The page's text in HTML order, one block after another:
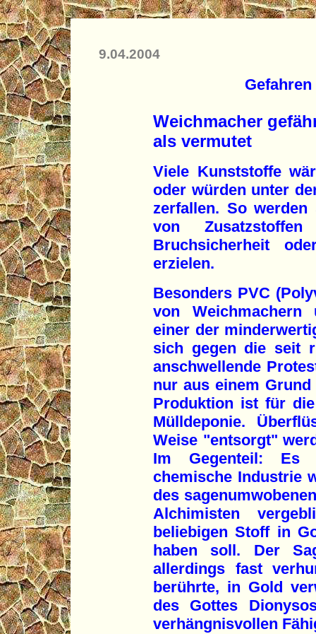
9.04.2004
Weichmacher
als vermutet
Viele Kunststoffe
oder würden unter
zerfallen. So
von
Bruchsicherheit
erzielen.
Besonders PVC
von Weichmachern
einer der
sich gegen die seit
anschwellende
nur aus einem
Produktion ist für
Mülldeponie.
Weise "entsorgt"
Im Gegenteil: Es
chemische Industrie
des
Alchimisten
beliebigen Stoff in
haben soll. Der
allerdings fast
berührte, in Gold
des Gottes
verhängnisvollen